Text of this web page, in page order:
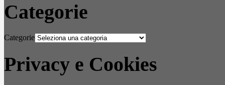
Categorie
Categorie
Privacy e Cookies